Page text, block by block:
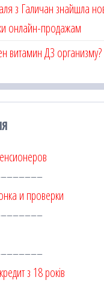
з Галичан знайшла
онлайн-продажам
витамин Д3 организму?
и проверки
з 18 років